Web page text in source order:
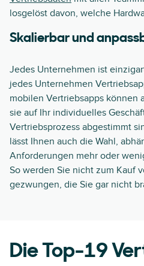
losgelöst davon, welche
Skalierbar und
Jedes Unternehmen ist
jedes Unternehmen
mobilen Vertriebsapps können
sie auf Ihr individuelles
Vertriebsprozess abgestimmt
lässt Ihnen auch die Wahl,
Anforderungen mehr oder
So werden Sie nicht zum Kauf
gezwungen, die Sie gar nicht
Die Top-19